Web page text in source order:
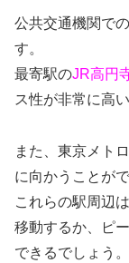
公共交通機関で
す。
最寄駅のJR高円
ス性が非常に高い
また、東京メト
に向かうことがで
これらの駅周辺
移動するか、ピ
できるでしょう。